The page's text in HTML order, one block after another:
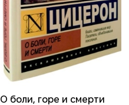
О боли, горе и смерти